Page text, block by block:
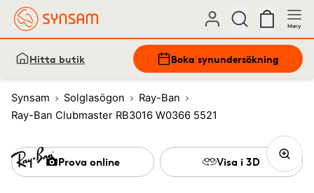
Meny
Hitta butik Boka synundersökning
Synsam Solglasögon
Ray-Ban
Ray-Ban Clubmaster RB3016 W0366 5521
Prova online Visa i 3D